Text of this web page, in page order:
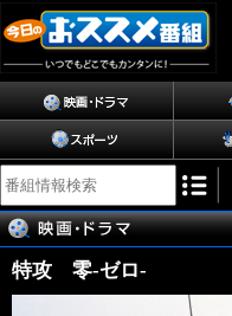
特攻 零-ゼロ-